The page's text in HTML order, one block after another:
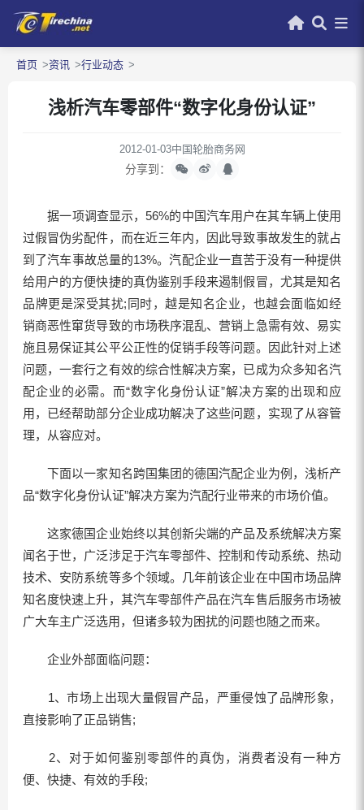
首页 资讯 行业动态
浅析汽车零部件“数字化身份认证”
2012-01-03中国轮胎商务网
分享到：
据一项调查显示，56%的中国汽车用户在其车辆上使用
过假冒伪劣配件，而在近三年内，因此导致事故发生的就占
到了汽车事故总量的13%。汽配企业一直苦于没有一种提供
给用户的方便快捷的真伪鉴别手段来遏制假冒，尤其是知名
品牌更是深受其扰;同时，越是知名企业，也越会面临如经
销商恶性窜货导致的市场秩序混乱、营销上急需有效、易实
施且易保证其公平公正性的促销手段等问题。因此针对上述
问题，一套行之有效的综合性解决方案，已成为众多知名汽
配企业的必需。而“数字化身份认证”解决方案的出现和应
用，已经帮助部分企业成功解决了这些问题，实现了从容管
理，从容应对。
下面以一家知名跨国集团的德国汽配企业为例，浅析产
品“数字化身份认证”解决方案为汽配行业带来的市场价值。
这家德国企业始终以其创新尖端的产品及系统解决方案
闻名于世，广泛涉足于汽车零部件、控制和传动系统、热动
技术、安防系统等多个领域。几年前该企业在中国市场品牌
知名度快速上升，其汽车零部件产品在汽车售后服务市场被
广大车主广泛选用，但诸多较为困扰的问题也随之而来。
企业外部面临问题：
1、市场上出现大量假冒产品，严重侵蚀了品牌形象，
直接影响了正品销售;
2、对于如何鉴别零部件的真伪，消费者没有一种方
便、快捷、有效的手段;